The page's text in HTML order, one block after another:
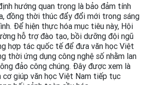
hướng quan trọng là bảo đảm tính
đồng thời thúc đẩy đổi mới trong sáng
Để hiện thực hóa mục tiêu này, Hội
hỗ trợ đào tạo, bồi dưỡng đội ngũ
hợp tác quốc tế để đưa văn học Việt
thời ứng dụng công nghệ số nhằm lan
đảo công chúng. Đây được xem là
cơ giúp văn học Việt Nam tiếp tục